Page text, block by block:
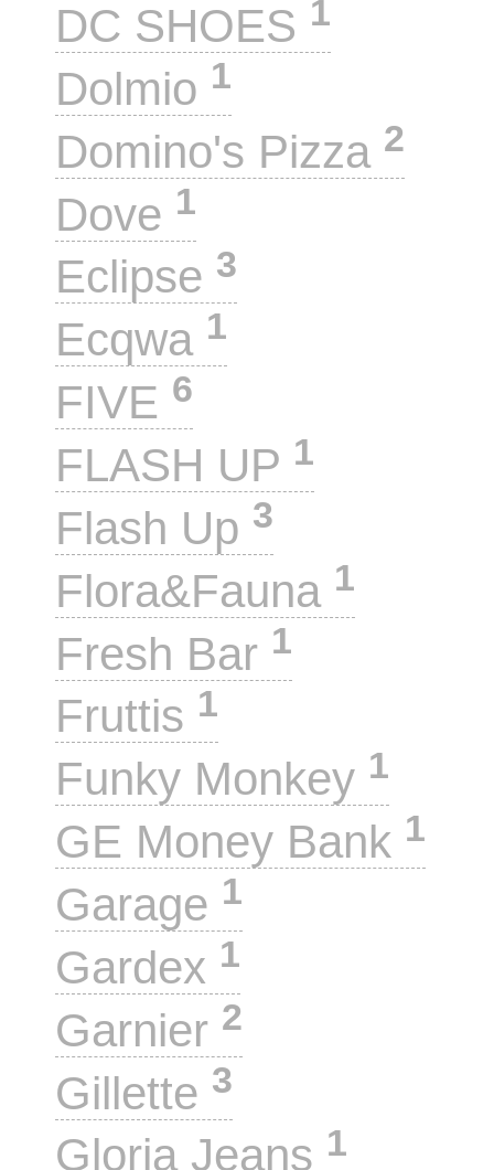
DC SHOES 1
Dolmio 1
Domino's Pizza 2
Dove 1
Eclipse 3
Ecqwa 1
FIVE 6
FLASH UP 1
Flash Up 3
Flora&Fauna 1
Fresh Bar 1
Fruttis 1
Funky Monkey 1
GE Money Bank 1
Garage 1
Gardex 1
Garnier 2
Gillette 3
Gloria Jeans 1